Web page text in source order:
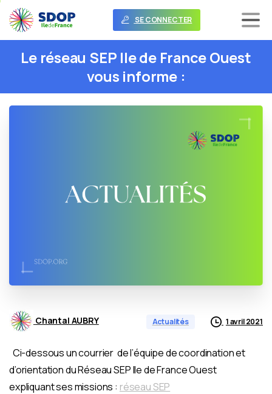
SE CONNECTER
Le réseau SEP Ilede FranceOuest
vous informe :
Chantal AUBRY Actualités 1 avril 2021
Ci-dessous un courrier de l’équipe de coordination et
d’orientation du Réseau SEP Ile de France Ouest
expliquant ses missions : réseau SEP